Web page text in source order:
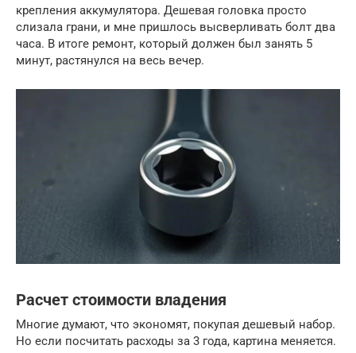
крепления аккумулятора. Дешевая головка просто
слизала грани, и мне пришлось высверливать болт два
часа. В итоге ремонт, который должен был занять 5
минут, растянулся на весь вечер.
Расчет стоимости владения
Многие думают, что экономят, покупая дешевый набор.
Но если посчитать расходы за 3 года, картина меняется.